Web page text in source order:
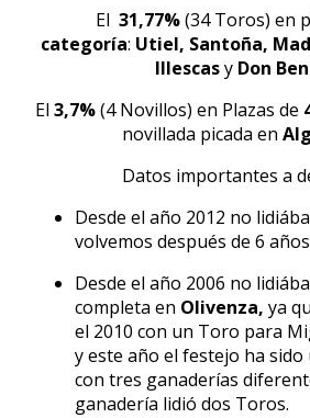
El 31,77%(34 Toros) en
categoría: Utiel, Santoña,
Illescasy Don
El 3,7%(4 Novillos) en Plazas de
novillada picada en
Datos importantes a
Desde el año 2012 no
volvemos después de 6
Desde el año 2006 no
completa en Olivenza, ya
el 2010 con un Toro para
y este año el festejo ha
con tres ganaderías
ganadería lidió dos Toros.